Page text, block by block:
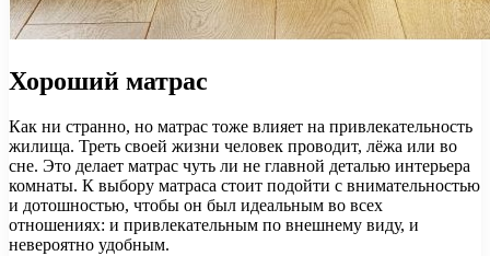
Хороший матрас
Как ни странно, но матрас тоже влияет на привлекательность
жилища. Треть своей жизни человек проводит, лёжа или во
сне. Это делает матрас чуть ли не главной деталью интерьера
комнаты. К выбору матраса стоит подойти с внимательностью
и дотошностью, чтобы он был идеальным во всех
отношениях: и привлекательным по внешнему виду, и
невероятно удобным.